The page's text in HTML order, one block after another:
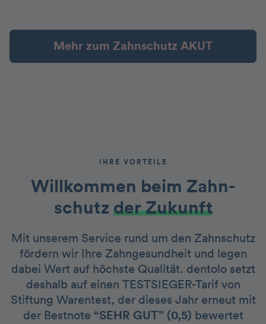
Mehr zum Zahnschutz AKUT
IHRE VORTEILE
Willkommen beim Zahn­
schutz der Zukunft
Mit unserem Service rund um den Zahnschutz
fördern wir Ihre Zahngesundheit und legen
dabei Wert auf höchste Qualität. dentolo setzt
deshalb auf einen TESTSIEGER-Tarif von
Stiftung Warentest, der dieses Jahr erneut mit
der Bestnote “SEHR GUT” (0,5) bewertet